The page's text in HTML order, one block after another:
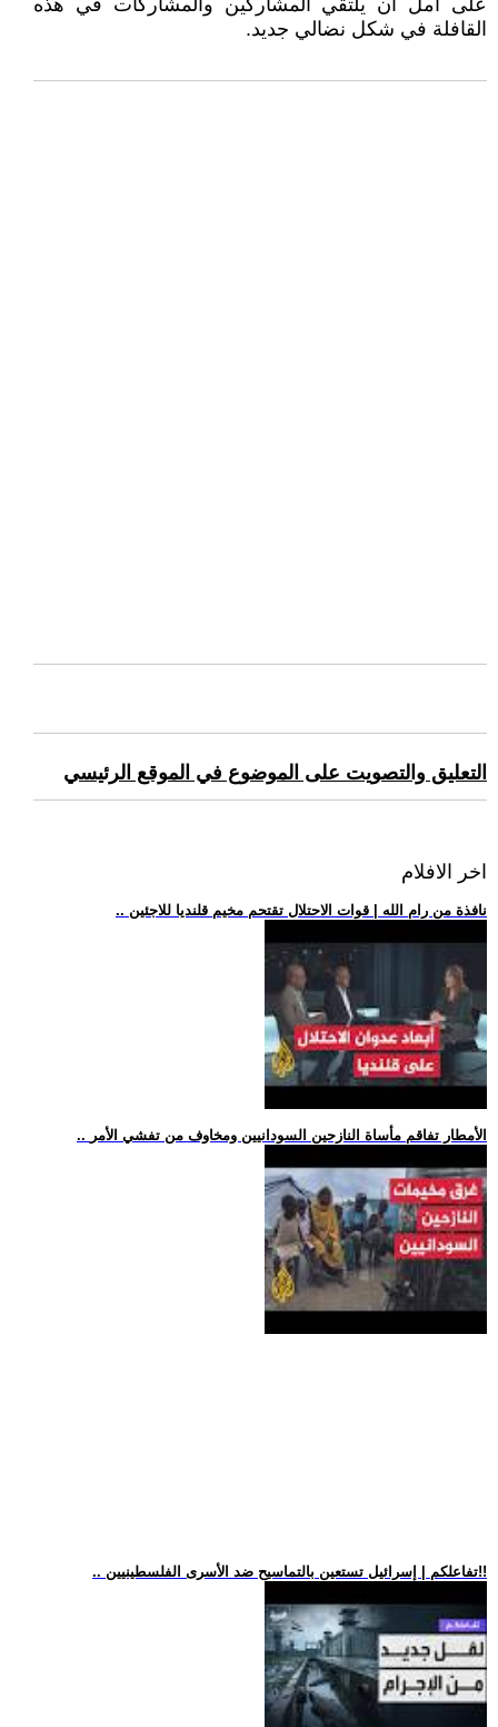
على أمل أن يلتقي المشاركين والمشاركات في هذه
القافلة في شكل نضالي جديد.
التعليق والتصويت على الموضوع في الموقع الرئيسي
اخر الافلام
.. نافذة من رام الله | قوات الاحتلال تقتحم مخيم قلنديا للاجئين
.. الأمطار تفاقم مأساة النازحين السودانيين ومخاوف من تفشي الأمر
.. تفاعلكم | إسرائيل تستعين بالتماسيح ضد الأسرى الفلسطينيين!!